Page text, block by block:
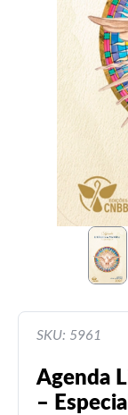
SKU: 5961
Agenda
–